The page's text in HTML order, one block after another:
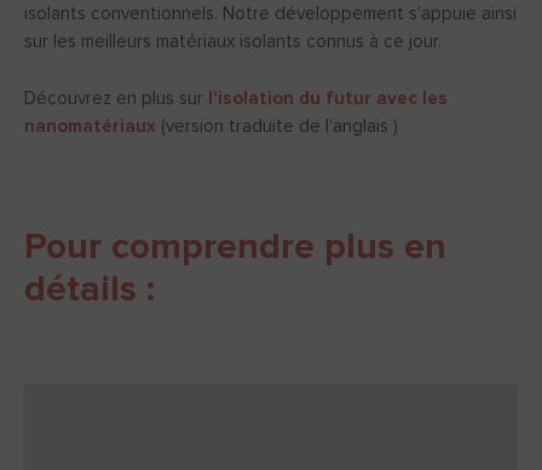
isolants conventionnels. Notre développement s’appuie ainsi
sur les meilleurs matériaux isolants connus à ce jour.
Découvrez en plus sur
l'isolation du futur avec les
nanomatériaux (version traduite de l'anglais )
Pour comprendre plus en
détails :